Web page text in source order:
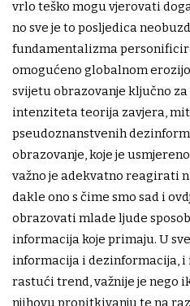
vrlo teško mogu vjerovati
no sve je to posljedica
fundamentalizma
omogućeno globalnom
svijetu obrazovanje ključno za
intenziteta teorija zavjera,
pseudoznanstvenih
obrazovanje, koje je
važno je adekvatno reagirati
dakle ono s čime smo sad i
obrazovati mlade ljude
informacija koje primaju. U
informacija i dezinformacija, i
rastući trend, važnije je nego
njihovu propitkivanju te na